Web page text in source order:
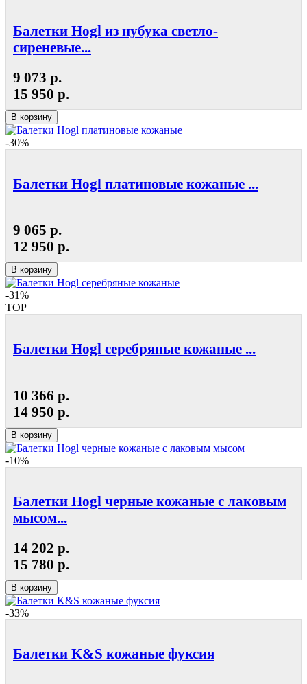
Балетки Hogl из нубука светло-
сиреневые...
9 073 р.
15 950 р.
В корзину
-30%
Балетки Hogl платиновые кожаные ...
9 065 р.
12 950 р.
В корзину
-31%
TOP
Балетки Hogl серебряные кожаные ...
10 366 р.
14 950 р.
В корзину
-10%
Балетки Hogl черные кожаные с лаковым
мысом...
14 202 р.
15 780 р.
В корзину
-33%
Балетки K&S кожаные фуксия